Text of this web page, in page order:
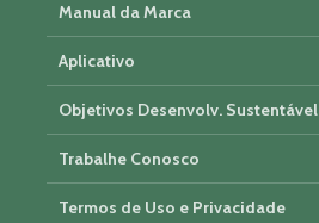
Manual da Marca
Aplicativo
Objetivos Desenvolv. Sustentável
Trabalhe Conosco
Termos de Uso e Privacidade